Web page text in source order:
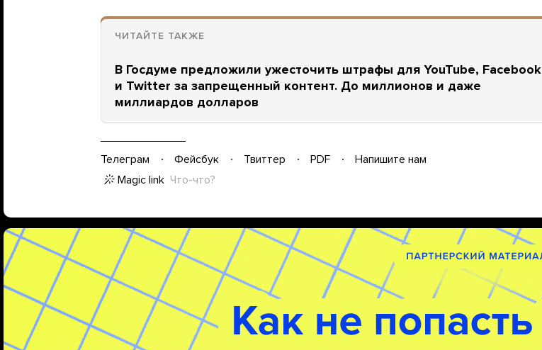
ЧИТАЙТЕ ТАКЖЕ
В Госдуме предложили ужесточить штрафы для YouTube, Facebook
и Twitter за запрещенный контент. До миллионов и даже
миллиардов долларов
Телеграм Фейсбук Твиттер PDF
Напишите нам
Magic link Что-что?